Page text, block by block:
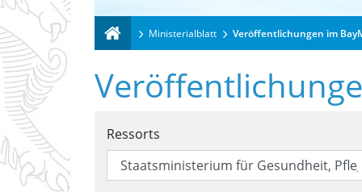
Ministerialblatt Veröffentlichungen im
Suchformular für
Ressorts